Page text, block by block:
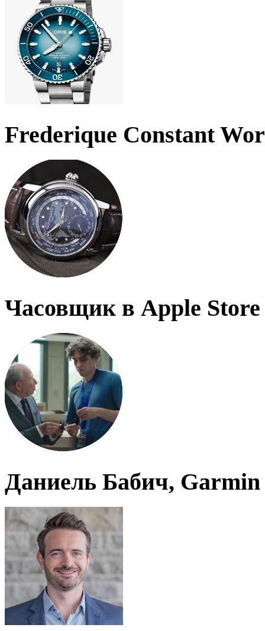
Frederique Constant
Часовщик в Apple Store
Даниель Бабич, Garmin